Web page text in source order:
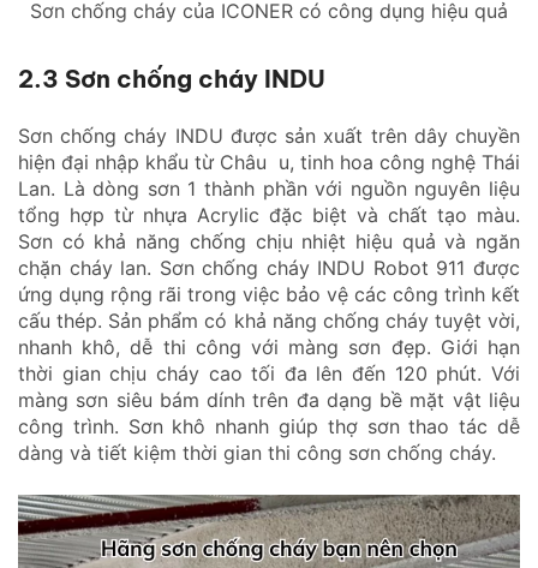
Sơn chống cháy của ICONER có công dụng hiệu quả
2.3 Sơn chống cháy INDU
Sơn chống cháy INDU được sản xuất trên dây chuyền
hiện đại nhập khẩu từ Châu u, tinh hoa công nghệ Thái
Lan. Là dòng sơn 1 thành phần với nguồn nguyên liệu
tổng hợp từ nhựa Acrylic đặc biệt và chất tạo màu.
Sơn có khả năng chống chịu nhiệt hiệu quả và ngăn
chặn cháy lan. Sơn chống cháy INDU Robot 911 được
ứng dụng rộng rãi trong việc bảo vệ các công trình kết
cấu thép. Sản phẩm có khả năng chống cháy tuyệt vời,
nhanh khô, dễ thi công với màng sơn đẹp. Giới hạn
thời gian chịu cháy cao tối đa lên đến 120 phút. Với
màng sơn siêu bám dính trên đa dạng bề mặt vật liệu
công trình. Sơn khô nhanh giúp thợ sơn thao tác dễ
dàng và tiết kiệm thời gian thi công sơn chống cháy.